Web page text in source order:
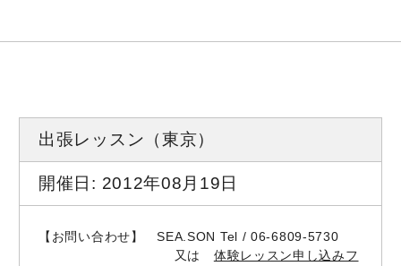
出張レッスン（東京）
開催日: 2012年08月19日
【お問い合わせ】 SEA.SON Tel / 06-6809-5730
又は 体験レッスン申し込みフ